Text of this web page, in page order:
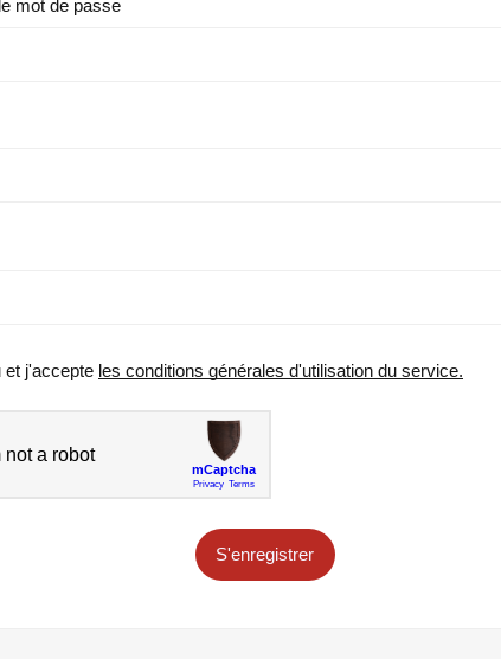
mot de passe
et j'accepte les conditions générales d'utilisation du service.
S'enregistrer